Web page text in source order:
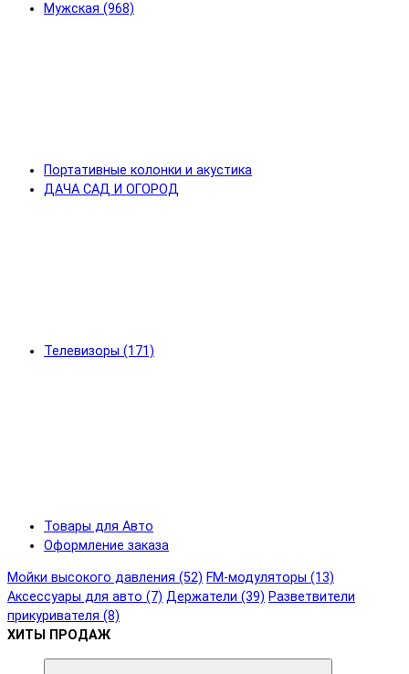
Мужская (968)
Портативные колонки и акустика
ДАЧА САД И ОГОРОД
Телевизоры (171)
Товары для Авто
Оформление заказа
Мойки высокого давления (52) FM-модуляторы (13)
Аксессуары для авто (7) Держатели (39) Разветвители
прикуривателя (8)
ХИТЫ ПРОДАЖ